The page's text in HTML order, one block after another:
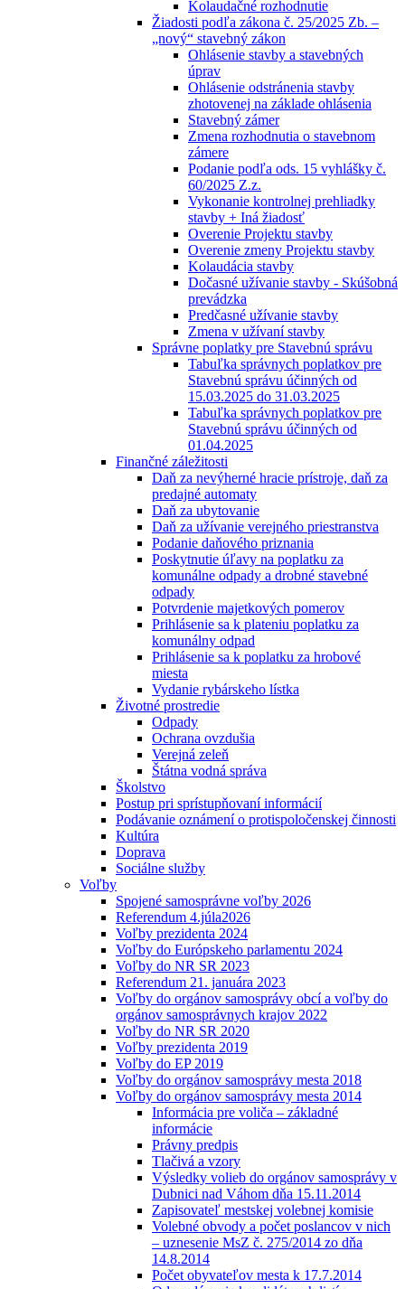
Kolaudačné rozhodnutie
Žiadosti podľa zákona č. 25/2025 Zb. –
„nový“ stavebný zákon
Ohlásenie stavby a stavebných
úprav
Ohlásenie odstránenia stavby
zhotovenej na základe ohlásenia
Stavebný zámer
Zmena rozhodnutia o stavebnom
zámere
Podanie podľa ods. 15 vyhlášky č.
60/2025 Z.z.
Vykonanie kontrolnej prehliadky
stavby + Iná žiadosť
Overenie Projektu stavby
Overenie zmeny Projektu stavby
Kolaudácia stavby
Dočasné užívanie stavby - Skúšobná
prevádzka
Predčasné užívanie stavby
Zmena v užívaní stavby
Správne poplatky pre Stavebnú správu
Tabuľka správnych poplatkov pre
Stavebnú správu účinných od
15.03.2025 do 31.03.2025
Tabuľka správnych poplatkov pre
Stavebnú správu účinných od
01.04.2025
Finančné záležitosti
Daň za nevýherné hracie prístroje, daň za
predajné automaty
Daň za ubytovanie
Daň za užívanie verejného priestranstva
Podanie daňového priznania
Poskytnutie úľavy na poplatku za
komunálne odpady a drobné stavebné
odpady
Potvrdenie majetkových pomerov
Prihlásenie sa k plateniu poplatku za
komunálny odpad
Prihlásenie sa k poplatku za hrobové
miesta
Vydanie rybárskeho lístka
Životné prostredie
Odpady
Ochrana ovzdušia
Verejná zeleň
Štátna vodná správa
Školstvo
Postup pri sprístupňovaní informácií
Podávanie oznámení o protispoločenskej činnosti
Kultúra
Doprava
Sociálne služby
Voľby
Spojené samosprávne voľby 2026
Referendum 4.júla2026
Voľby prezidenta 2024
Voľby do Európskeho parlamentu 2024
Voľby do NR SR 2023
Referendum 21. januára 2023
Voľby do orgánov samosprávy obcí a voľby do
orgánov samosprávnych krajov 2022
Voľby do NR SR 2020
Voľby prezidenta 2019
Voľby do EP 2019
Voľby do orgánov samosprávy mesta 2018
Voľby do orgánov samosprávy mesta 2014
Informácia pre voliča – základné
informácie
Právny predpis
Tlačivá a vzory
Výsledky volieb do orgánov samosprávy v
Dubnici nad Váhom dňa 15.11.2014
Zapisovateľ mestskej volebnej komisie
Volebné obvody a počet poslancov v nich
– uznesenie MsZ č. 275/2014 zo dňa
14.8.2014
Počet obyvateľov mesta k 17.7.2014